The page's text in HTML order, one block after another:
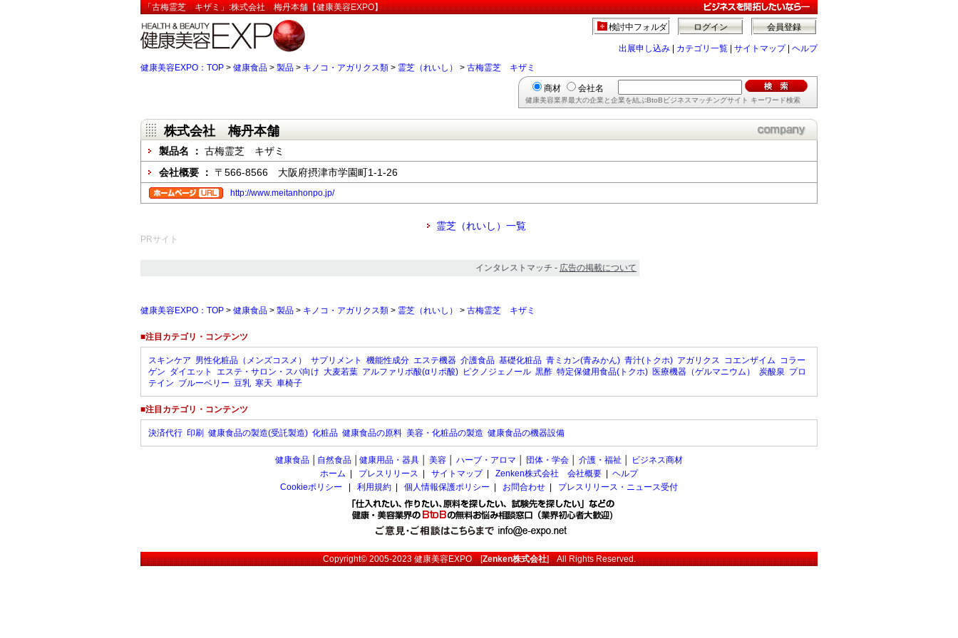
「古梅霊芝 キザミ」:株式会社 梅丹本舗【健康美容EXPO】
会員登録
ログイン
検討中フォルダ
出展申し込み カテゴリ一覧 サイトマップ| ヘルプ
健康美容EXPO：TOP > 健康食品 > 製品 > キノコ・アガリクス類 > 霊芝（れいし） > 古梅霊芝 キザミ
商材 会社名
健康美容業界最大の企業と企業を結ぶBtoBビジネスマッチングサイト キーワード検索
株式会社 梅丹本舗
製品名 ： 古梅霊芝 キザミ
会社概要 ： 〒566-8566 大阪府摂津市学園町1-1-26
http://www.meitanhonpo.jp/
霊芝（れいし）一覧
PRサイト
インタレストマッチ - 広告の掲載について
健康美容EXPO：TOP > 健康食品 > 製品 > キノコ・アガリクス類 > 霊芝（れいし） > 古梅霊芝 キザミ
■注目カテゴリ・コンテンツ
スキンケア 男性化粧品（メンズコスメ） サプリメント 機能性成分 エステ機器 介護食品 基礎化粧品 青ミカン(青みかん) 青汁(トクホ) アガリクス コエンザイム コラー
ゲン ダイエット エステ・サロン・スパ向け 大麦若葉 アルファリポ酸(αリポ酸) ピクノジェノール 黒酢 特定保健用食品(トクホ) 医療機器（ゲルマニウム） 炭酸泉 プロ
テイン ブルーベリー 豆乳 寒天 車椅子
■注目カテゴリ・コンテンツ
決済代行 印刷 健康食品の製造(受託製造) 化粧品 健康食品の原料 美容・化粧品の製造 健康食品の機器設備
健康食品 自然食品 健康用品・器具 美容 ハーブ・アロマ 団体・学会 介護・福祉
ビジネス商材
ホーム
プレスリリース サイトマップ| Zenken株式会社 会社概要
ヘルプ
Cookieポリシー
利用規約 個人情報保護ポリシー お問合わせ プレスリリース・ニュース受付
Copyright© 2005-2023健康美容EXPO[Zenken株式会社] All Rights Reserved.